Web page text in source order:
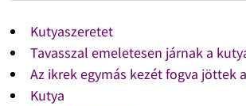
Kutyaszeretet
Tavasszal emeletesen járnak a
Az ikrek egymás kezét fogva jöttek
Kutya